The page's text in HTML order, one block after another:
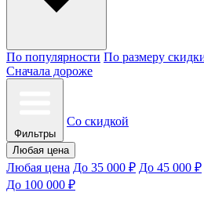
По популярности По размеру
Сначала дороже
Фильтры
Со скидкой
Любая цена
Любая цена До 35 000 ₽ До 45 000 ₽
До 100 000 ₽